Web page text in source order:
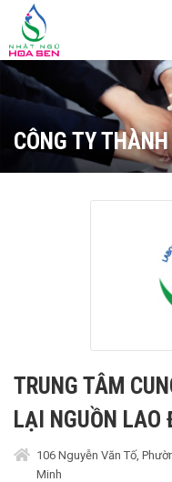
CÔNG TY
TRUNG TÂM
LẠI NGUỒN LAO
106 Nguyễn Văn Tố,
Minh